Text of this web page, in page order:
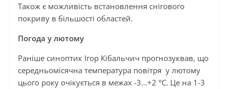
Також є можливість встановлення снігового
покриву в більшості областей.
Погода у лютому
Раніше синоптик Ігор Кібальчич прогнозуквав, що
середньомісячна температура повітря у лютому
цього року очікується в межах -3…+2 °С. Це на 1-3